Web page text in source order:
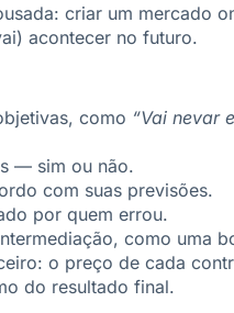
criar um mercado
acontecer no futuro.
como “Vai nevar
— sim ou não.
com suas previsões.
por quem errou.
como uma
o preço de cada
do resultado final.